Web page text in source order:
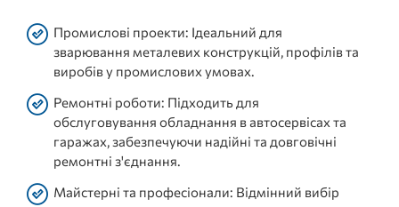
Промислові проекти: Ідеальний для
зварювання металевих конструкцій, профілів та
виробів у промислових умовах.
Ремонтні роботи: Підходить для
обслуговування обладнання в автосервісах та
гаражах, забезпечуючи надійні та довговічні
ремонтні з'єднання.
Майстерні та професіонали: Відмінний вибір